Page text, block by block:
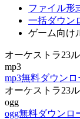
ファイル形
一括ダウン
ゲーム向け
オーケストラ23
mp3
mp3無料ダウンロ
オーケストラ23
ogg
ogg無料ダウンロ